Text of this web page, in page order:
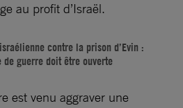
au profit d’Israël.
contre la prison d’Evin :
de guerre doit être ouverte
est venu aggraver une